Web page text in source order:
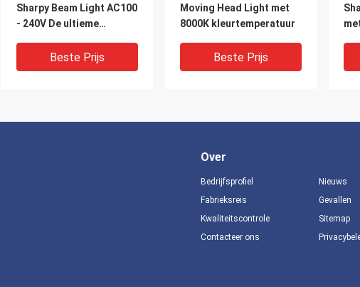
Sharpy Beam Light AC100
- 240V De ultieme
Beste Prijs
Moving Head Light met
8000K kleurtemperatuur
Beste Prijs
VIDEO
Over
Bedrijfsprofiel
Fabrieksreis
Kwaliteitscontrole
Contacteer ons
Nieuws
Gevallen
Sitemap